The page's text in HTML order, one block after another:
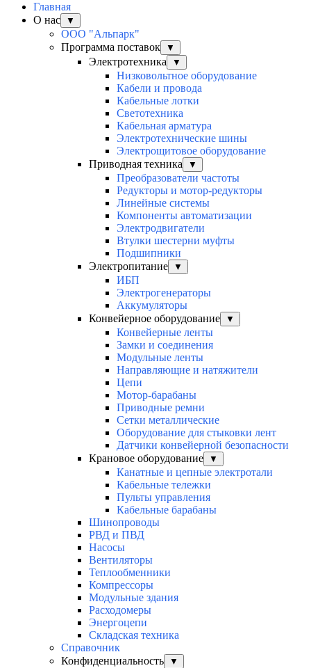
Главная
О нас
▼
ООО "Альпарк"
Программа поставок
▼
Электротехника ▼
Низковольтное оборудование
Кабели и провода
Кабельные лотки
Светотехника
Кабельная арматура
Электротехнические шины
Электрощитовое оборудование
Приводная техника
▼
Преобразователи частоты
Редукторы и мотор-редукторы
Линейные системы
Компоненты автоматизации
Электродвигатели
Втулки шестерни муфты
Подшипники
Электропитание
▼
ИБП
Электрогенераторы
Аккумуляторы
Конвейерное оборудование
▼
Конвейерные ленты
Замки и соединения
Модульные ленты
Направляющие и натяжители
Цепи
Мотор-барабаны
Приводные ремни
Сетки металлические
Оборудование для стыковки лент
Датчики конвейерной безопасности
Крановое оборудование
▼
Канатные и цепные электротали
Кабельные тележки
Пульты управления
Кабельные барабаны
Шинопроводы
РВД и ПВД
Насосы
Вентиляторы
Теплообменники
Компрессоры
Модульные здания
Расходомеры
Энергоцепи
Складская техника
Справочник
Конфиденциальность
▼